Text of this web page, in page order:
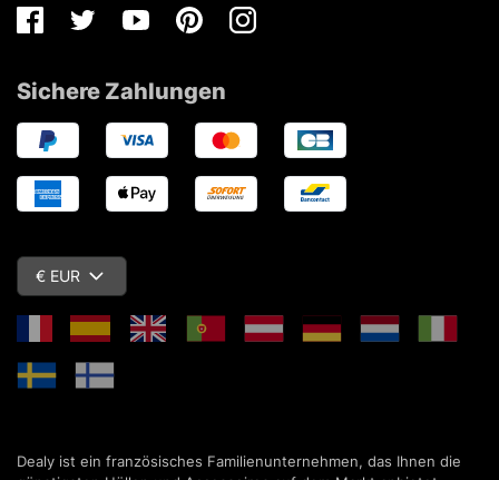
FacebookTwitterYoutubePinterestInstagram
Sichere Zahlungen
€ EUR
Dealy ist ein französisches Familienunternehmen, das Ihnen die